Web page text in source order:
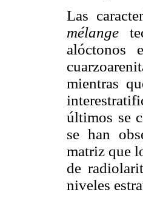
Las
mélange
alóctonos
mientras
últimos se
se han
matriz que
de
niveles